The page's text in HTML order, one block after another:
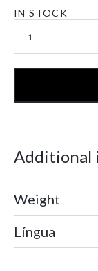
IN STOCK
Additional
Weight
Língua